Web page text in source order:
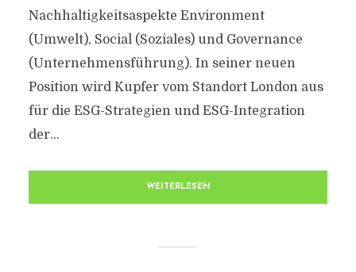
Nachhaltigkeitsaspekte Environment
(Umwelt), Social (Soziales) und Governance
(Unternehmensführung). In seiner neuen
Position wird Kupfer vom Standort London aus
für die ESG-Strategien und ESG-Integration
der...
WEITERLESEN